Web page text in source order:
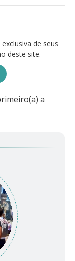
de seus
deste site.
a